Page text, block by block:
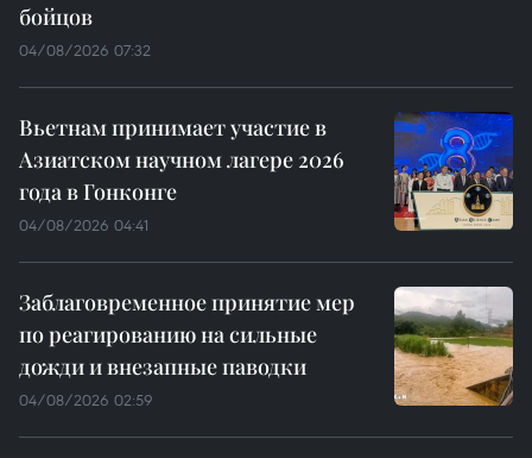
бойцов
04/08/2026 07:32
Вьетнам принимает участие в
Азиатском научном лагере 2026
года в Гонконге
04/08/2026 04:41
Заблаговременное принятие мер
по реагированию на сильные
дожди и внезапные паводки
04/08/2026 02:59